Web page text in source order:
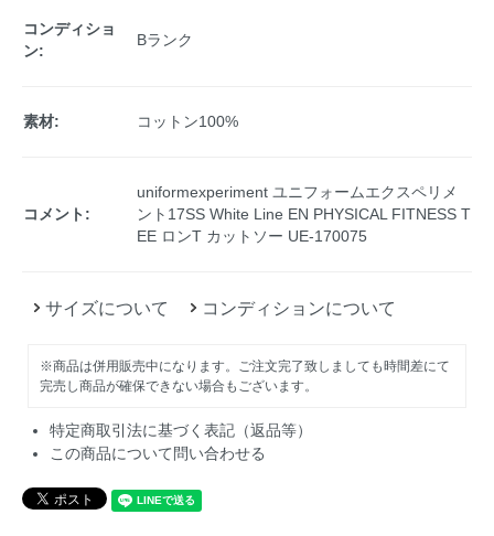
コンディショ
ン:
Bランク
素材: コットン100%
コメント:
uniformexperiment ユニフォームエクスペリメ
ント17SS White Line EN PHYSICAL FITNESS T
EE ロンT カットソー UE-170075
サイズについて コンディションについて
※商品は併用販売中になります。ご注文完了致しましても時間差にて
完売し商品が確保できない場合もございます。
特定商取引法に基づく表記（返品等）
この商品について問い合わせる